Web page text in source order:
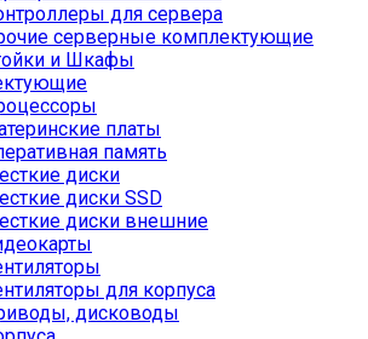
для сервера
серверные комплектующие
и Шкафы
платы
память
диски
диски SSD
диски внешние
для корпуса
дисководы